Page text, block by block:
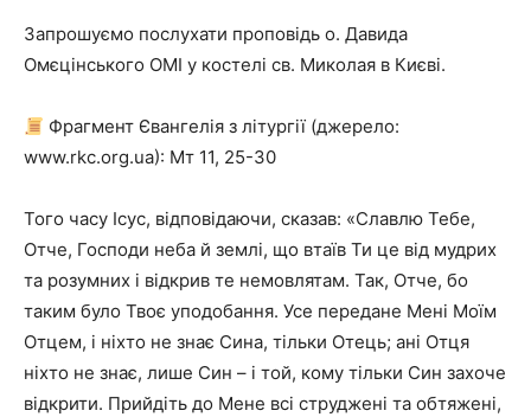
Запрошуємо послухати проповідь о. Давида
Омєцінського ОМІ у костелі св. Миколая в Києві.
Фрагмент Євангелія з літургії (джерело:
www.rkc.org.ua): Мт 11, 25-30
Того часу Ісус, відповідаючи, сказав: «Славлю Тебе,
Отче, Господи неба й землі, що втаїв Ти це від мудрих
та розумних і відкрив те немовлятам. Так, Отче, бо
таким було Твоє уподобання. Усе передане Мені Моїм
Отцем, і ніхто не знає Сина, тільки Отець; ані Отця
ніхто не знає, лише Син – і той, кому тільки Син захоче
відкрити. Прийдіть до Мене всі струджені та обтяжені,